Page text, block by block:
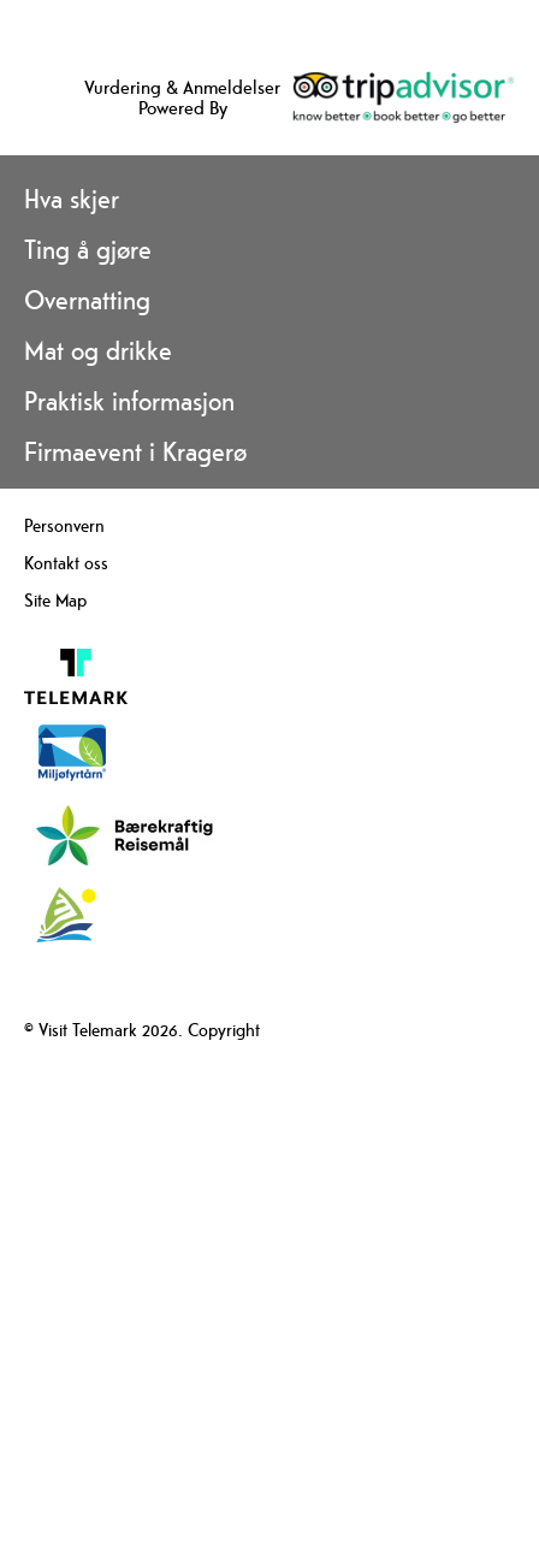
Vurdering & Anmeldelser
Powered By
Hva skjer
Ting å gjøre
Overnatting
Mat og drikke
Praktisk informasjon
Firmaevent i Kragerø
Personvern
Kontakt oss
Site Map
© Visit Telemark 2026. Copyright